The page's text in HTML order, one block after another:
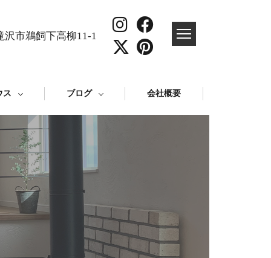
沢市鵜飼下高柳11-1
ス ブログ 会社概要